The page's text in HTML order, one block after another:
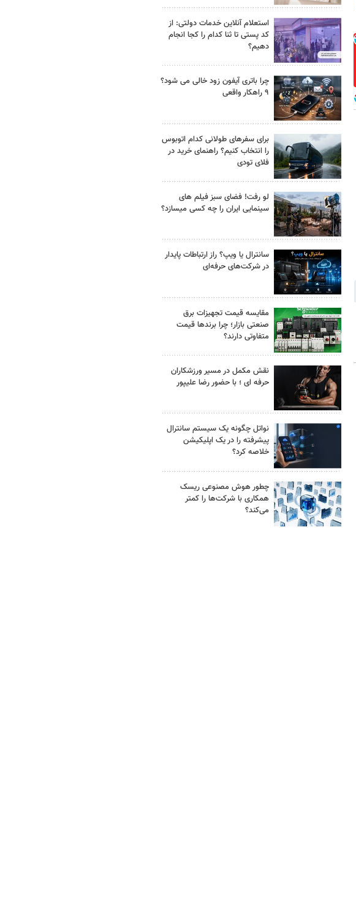
استعلام آنلاین خدمات دولتی: از
کد پستی تا ثنا کدام را کجا انجام
دهیم؟
چرا باتری آیفون زود خالی می شود؟
۹ راهکار واقعی
برای سفرهای طولانی کدام اتوبوس
را انتخاب کنیم؟ راهنمای خرید در
فلای تودی
لو رفت! فضای سبز فیلم های
سینمایی ایران را چه کسی میسازد؟
سانترال یا ویپ؟ راز ارتباطات پایدار
در شرکت‌های حرفه‌ای
مقایسه قیمت تجهیزات برق
صنعتی بازار؛ چرا برندها قیمت
متفاوتی دارند؟
نقش مکمل در مسیر ورزشکاران
حرفه ای ؛ با حضور رضا علیپور
نواتل چگونه یک سیستم سانترال
پیشرفته را در یک اپلیکیشن
خلاصه کرد؟
چطور هوش مصنوعی ریسک
همکاری با شرکت‌ها را کمتر
می‌کند؟